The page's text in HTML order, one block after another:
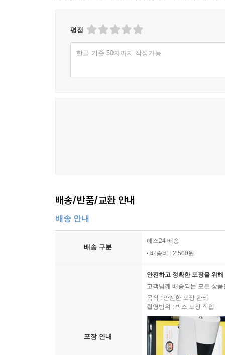
평점
한글 기준 50자까지 작성가능
배송/반품/교환 안내
배송 안내
배송 구분
예스24 배송
배송비 : 2,500원
포장 안내
안전하고 정확한 포장을 위
고객님께 배송되는 모든 상
목적 : 안전한 포장 관리
촬영범위 : 박스 포장 작업